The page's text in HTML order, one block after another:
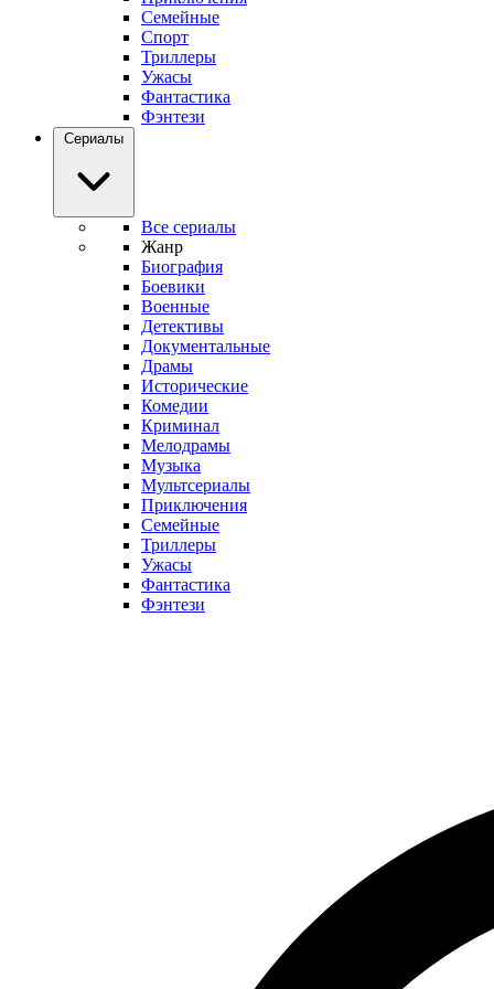
Семейные
Спорт
Триллеры
Ужасы
Фантастика
Фэнтези
Сериалы
Все сериалы
Жанр
Биография
Боевики
Военные
Детективы
Документальные
Драмы
Исторические
Комедии
Криминал
Мелодрамы
Музыка
Мультсериалы
Приключения
Семейные
Триллеры
Ужасы
Фантастика
Фэнтези